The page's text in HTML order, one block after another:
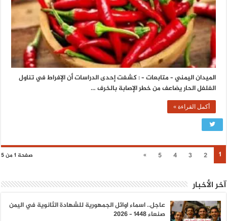
الميدان اليمني – متابعات – : كشفت إحدى الدراسات أن الإفراط في تناول
الفلفل الحار يضاعف من خطر الإصابة بالخرف …
أكمل القراءة »
صفحة 1 من 5 1
2
3
4
5
»
آخر الأخبار
عاجل.. اسماء اوائل الجمهورية للشهادة الثانوية في اليمن
صنعاء 1448 – 2026